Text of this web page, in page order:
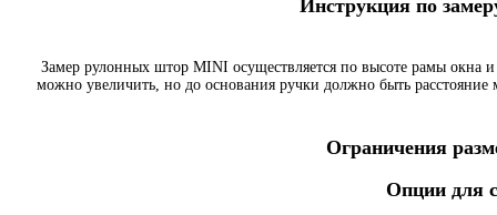
Инструкция по
Замер рулонных штор MINI осуществляется по высоте рамы
можно увеличить, но до основания ручки должно быть
Ограничения
Опции для